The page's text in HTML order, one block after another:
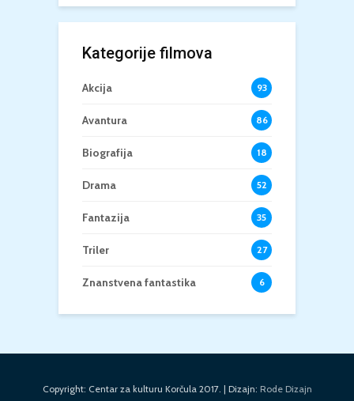
Kategorije filmova
Akcija 93
Avantura 86
Biografija 18
Drama 52
Fantazija 35
Triler 27
Znanstvena fantastika 6
Copyright: Centar za kulturu Korčula 2017. | Dizajn: Rode Dizajn